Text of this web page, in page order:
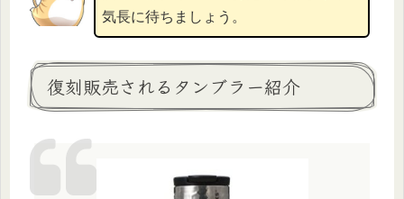
気長に待ちましょう。
復刻販売されるタンブラー紹介